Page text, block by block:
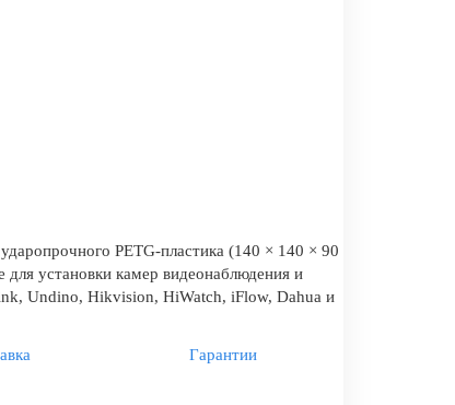
PETG-пластика (140 × 140 × 90
установки камер видеонаблюдения и
Undino, Hikvision, HiWatch, iFlow, Dahua и
Гарантии